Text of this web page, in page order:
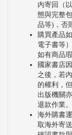
內寄回（
態與完整
品等)，否
購買產品
電子書等
如有商品
國家書店
之後，若
的權利，
出版機關
退款作業。
海外購書
取海外寄